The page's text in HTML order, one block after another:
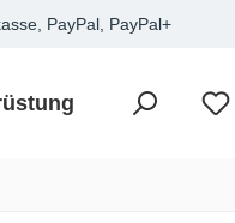
PayPal, PayPal+
Zielfisch